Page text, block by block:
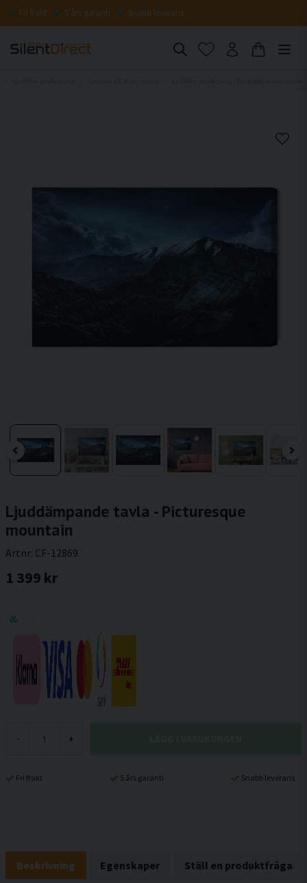
Fri frakt 5 års garanti Snabb leverans
Ljuddämpande tavla - Picturesque
mountain
Artnr: CF-12869
1 399 kr
- +
Fri frakt 5 års garanti Snabb leverans
Beskrivning Egenskaper Ställ en produktfråga